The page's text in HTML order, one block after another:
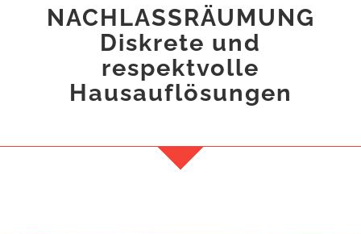
Impressionen
NACHLASSRÄUMUNG
Diskrete und
respektvolle
Hausauflösungen